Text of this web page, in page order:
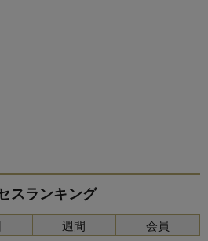
スランキング
週間 会員